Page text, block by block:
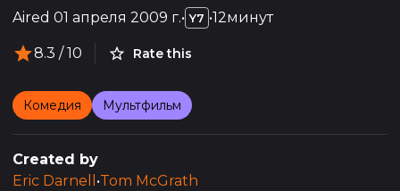
Aired 01 апреля 2009 г.• Y7 •12минут
8.3 / 10 Rate this
Комедия Мультфильм
Created by
Eric Darnell •Tom McGrath